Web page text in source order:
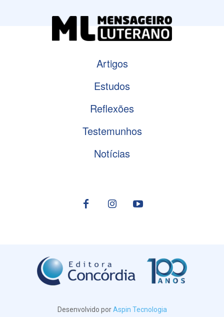
Artigos
Estudos
Reflexões
Testemunhos
Notícias
Desenvolvido porAspin Tecnologia